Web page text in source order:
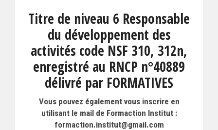
Titre de niveau 6 Responsable
du développement des
activités code NSF 310, 312n,
enregistré au RNCP n°40889
délivré par FORMATIVES
Vous pouvez également vous inscrire en
utilisant le mail de Formaction Institut :
formaction.institut@gmail.com